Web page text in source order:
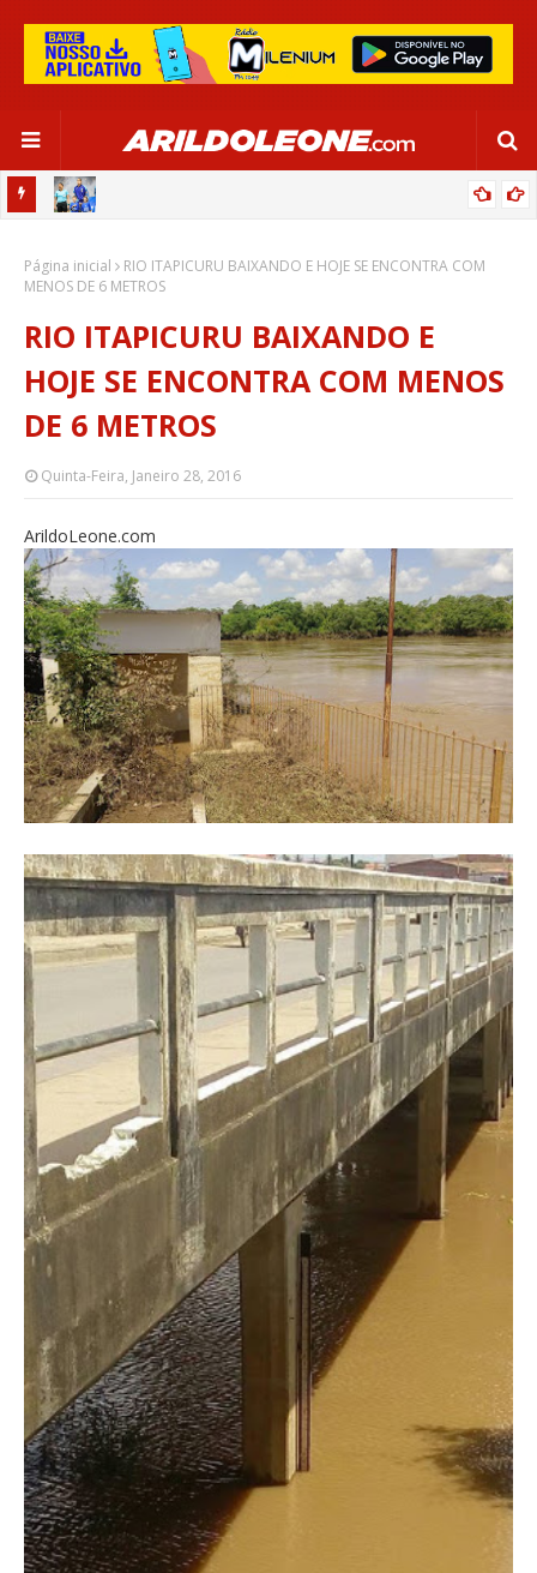
SALVADOR
Página inicial
RIO ITAPICURU BAIXANDO E HOJE SE ENCONTRA COM
MENOS DE 6 METROS
RIO ITAPICURU BAIXANDO E
HOJE SE ENCONTRA COM MENOS
DE 6 METROS
Quinta-Feira, Janeiro 28, 2016
ArildoLeone.com